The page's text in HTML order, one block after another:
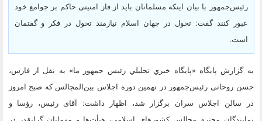
رئیس‌جمهور با بیان اینکه مسلمانان باید از فاز امنیتی حاکم بر جوامع خود
عبور کنند گفت: تحول در جهان اسلام نیازمند تحول در فکر و گفتمان
است.
به گزارش پایگاه «پايگاه خبري تحليلي رئيس جمهور ما» به نقل از فارس،
حسن روحانی رئیس‌جمهور در نهمین دوره اجلاس بین‌المجالس که صبح امروز
در سالن اجلاس سران برگزار شد، اظهار داشت: آقای رئیس، رؤسا و